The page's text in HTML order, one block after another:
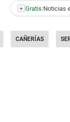
+ Gratis:Noticias
CAÑERÍAS